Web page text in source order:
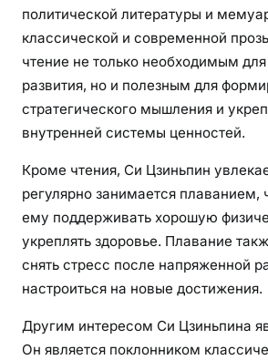
политической литературы и
классической и современной
чтение не только необходимым
развития, но и полезным для
стратегического мышления и
внутренней системы ценностей.
Кроме чтения, Си Цзиньпин
регулярно занимается плаванием,
ему поддерживать хорошую
укреплять здоровье. Плавание
снять стресс после напряженной
настроиться на новые достижения.
Другим интересом Си Цзиньпина
Он является поклонником